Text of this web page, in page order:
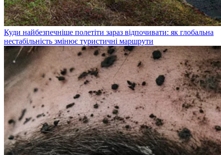
Куди найбезпечніше полетіти зараз відпочивати: як глобальна
нестабільність змінює туристичні маршрути